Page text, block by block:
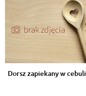
Dorsz zapiekany w cebuli